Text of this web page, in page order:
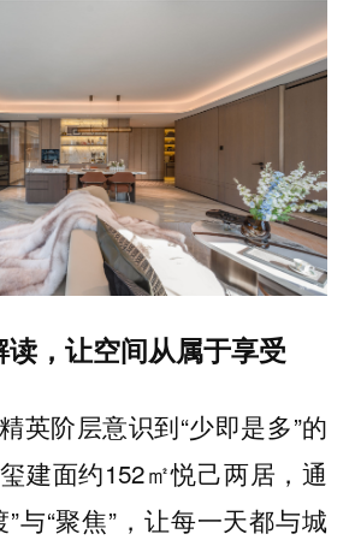
，让空间从属于享受
英阶层意识到“少即是多”的
建面约152㎡悦己两居，通
与“聚焦”，让每一天都与城